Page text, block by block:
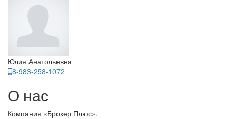
Юлия Анатольевна
8-983-258-1072
О нас
Компания «Брокер Плюс».